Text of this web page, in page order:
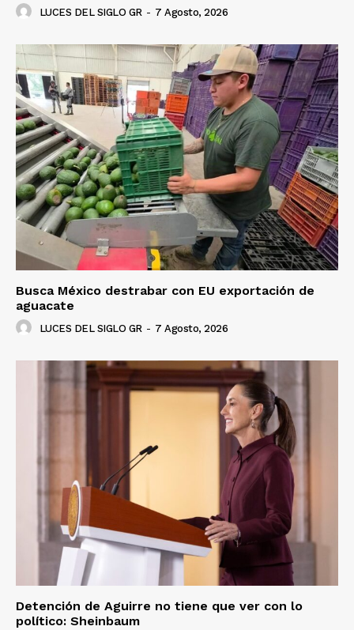
LUCES DEL SIGLO GR - 7 Agosto, 2026
Busca México destrabar con EU exportación de
aguacate
LUCES DEL SIGLO GR - 7 Agosto, 2026
Detención de Aguirre no tiene que ver con lo
político: Sheinbaum